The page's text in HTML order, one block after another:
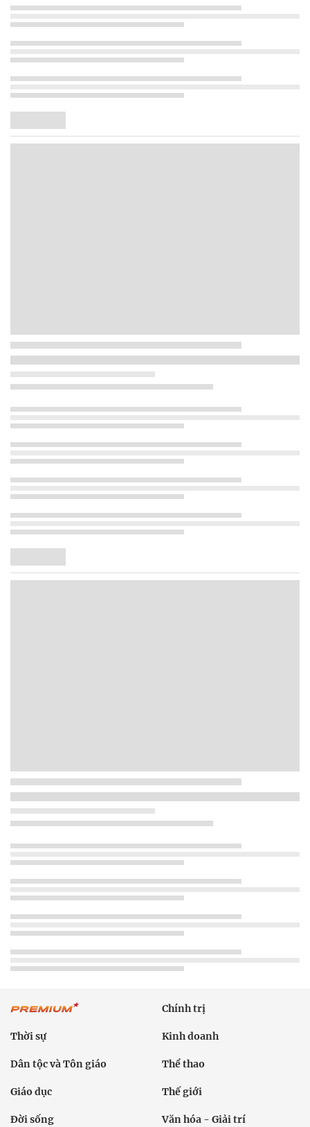
Chính trị
Thời sự Kinh doanh
Dân tộc và Tôn giáo Thể thao
Giáo dục Thế giới
Đời sống Văn hóa - Giải trí